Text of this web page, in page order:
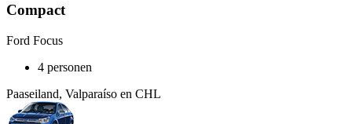
Compact
Ford Focus
4 personen
Paaseiland, Valparaíso en CHL